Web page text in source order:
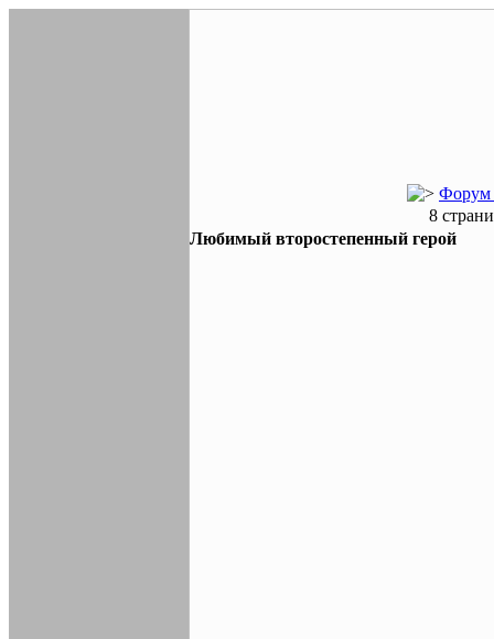
Форум
8
Любимый второстепенный герой